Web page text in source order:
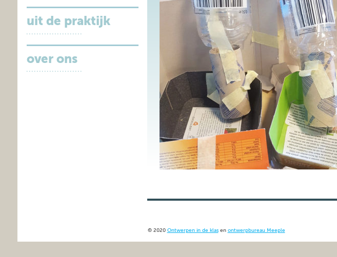
uit de praktijk
over ons
© 2020 Ontwerpen in de klasen ontwerpbureau Meeple